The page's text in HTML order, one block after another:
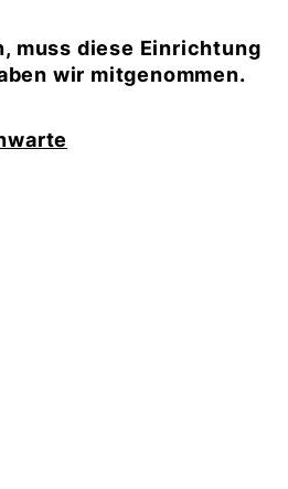
muss diese Einrichtung
wir mitgenommen.